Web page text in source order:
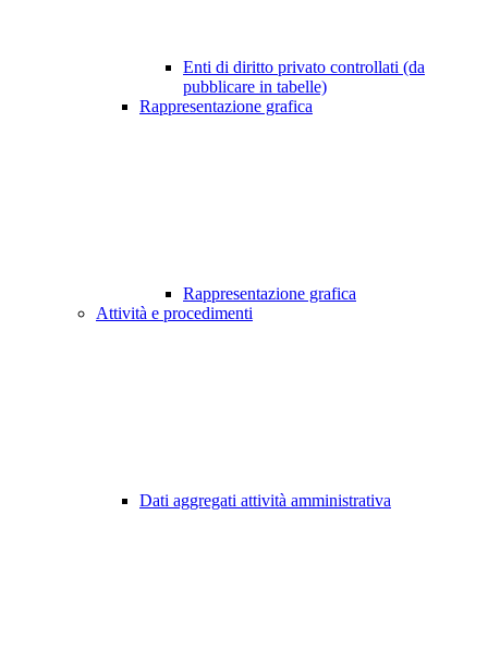
Enti di diritto privato controllati (da
pubblicare in tabelle)
Rappresentazione grafica
Rappresentazione grafica
Attività e procedimenti
Dati aggregati attività amministrativa